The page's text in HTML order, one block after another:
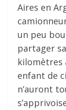
Aires en
un peu
partager
kilomètres
enfant de
n’auront